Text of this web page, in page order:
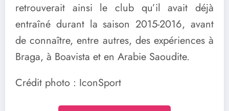
retrouverait ainsi le club qu’il avait déjà
entraîné durant la saison 2015-2016, avant
de connaître, entre autres, des expériences à
Braga, à Boavista et en Arabie Saoudite.
Crédit photo : IconSport